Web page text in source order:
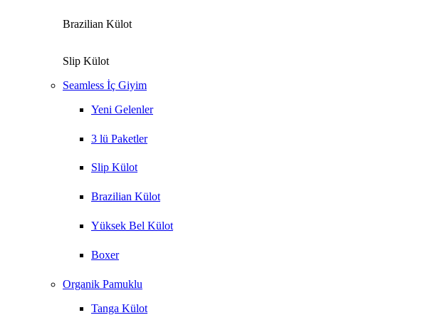
Brazilian Külot
Slip Külot
Seamless İç Giyim
Yeni Gelenler
3 lü Paketler
Slip Külot
Brazilian Külot
Yüksek Bel Külot
Boxer
Organik Pamuklu
Tanga Külot